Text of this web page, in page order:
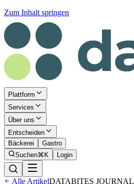
Zum Inhalt springen
Plattform
Services
Über uns
Entscheiden
Bäckerei
Gastro
Suchen⌘K Login
Alle ArtikelDATABITES JOURNAL